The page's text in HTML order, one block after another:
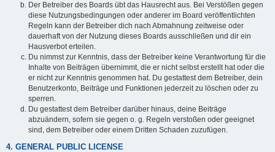
Der Betreiber des Boards übt das Hausrecht aus. Bei Verstößen gegen
diese Nutzungsbedingungen oder anderer im Board veröffentlichten
Regeln kann der Betreiber dich nach Abmahnung zeitweise oder
dauerhaft von der Nutzung dieses Boards ausschließen und dir ein
Hausverbot erteilen.
Du nimmst zur Kenntnis, dass der Betreiber keine Verantwortung für die
Inhalte von Beiträgen übernimmt, die er nicht selbst erstellt hat oder die
er nicht zur Kenntnis genommen hat. Du gestattest dem Betreiber, dein
Benutzerkonto, Beiträge und Funktionen jederzeit zu löschen oder zu
sperren.
Du gestattest dem Betreiber darüber hinaus, deine Beiträge
abzuändern, sofern sie gegen o. g. Regeln verstoßen oder geeignet
sind, dem Betreiber oder einem Dritten Schaden zuzufügen.
4. GENERAL PUBLIC LICENSE